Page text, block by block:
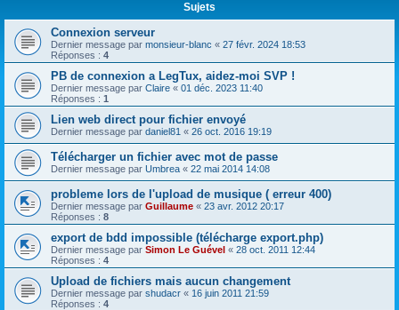
Sujets
Connexion serveur
Dernier message par monsieur-blanc « 27 févr. 2024 18:53
Réponses : 4
PB de connexion a LegTux, aidez-moi SVP !
Dernier message par Claire « 01 déc. 2023 11:40
Réponses : 1
Lien web direct pour fichier envoyé
Dernier message par daniel81 « 26 oct. 2016 19:19
Télécharger un fichier avec mot de passe
Dernier message par Umbrea « 22 mai 2014 14:08
probleme lors de l'upload de musique ( erreur 400)
Dernier message par Guillaume « 23 avr. 2012 20:17
Réponses : 8
export de bdd impossible (télécharge export.php)
Dernier message par Simon Le Guével « 28 oct. 2011 12:44
Réponses : 4
Upload de fichiers mais aucun changement
Dernier message par shudacr « 16 juin 2011 21:59
Réponses : 4